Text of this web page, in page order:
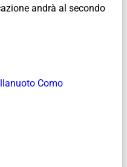
andrà al secondo
Como